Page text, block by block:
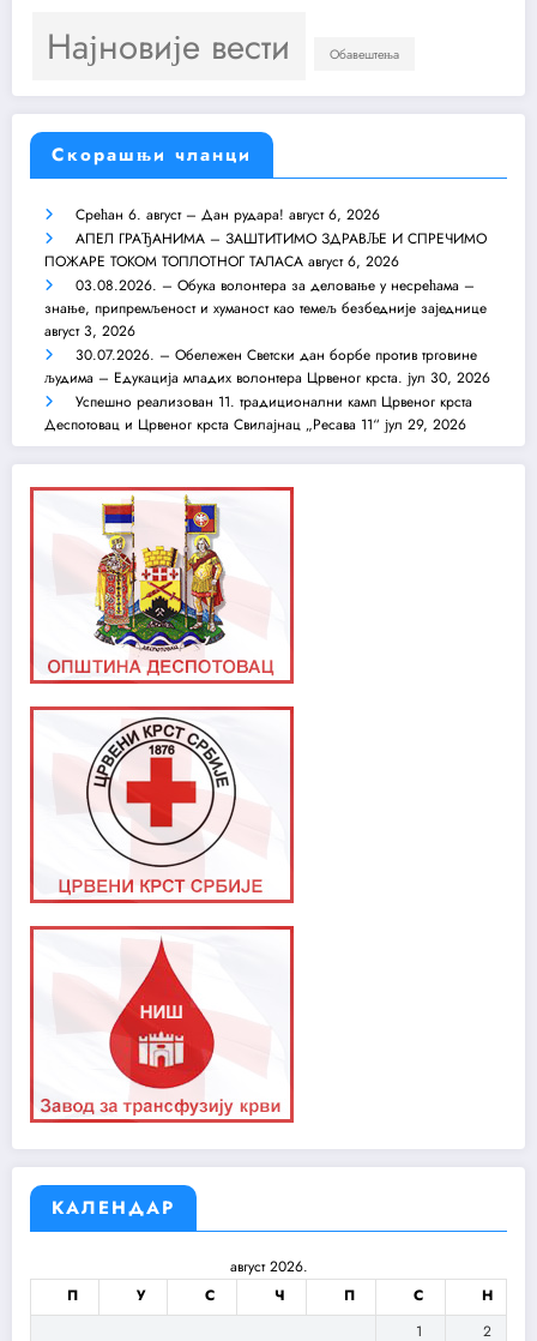
Најновије вести Обавештења
Скорашњи чланци
Срећан 6. август – Дан рудара! август 6, 2026
АПЕЛ ГРАЂАНИМА – ЗАШТИТИМО ЗДРАВЉЕ И СПРЕЧИМО
ПОЖАРЕ ТОКОМ ТОПЛОТНОГ ТАЛАСА август 6, 2026
03.08.2026. – Обука волонтера за деловање у несрећама –
знање, припремљеност и хуманост као темељ безбедније заједнице
август 3, 2026
30.07.2026. – Обележен Светски дан борбе против трговине
људима – Едукација младих волонтера Црвеног крста. јул 30, 2026
Успешно реализован 11. традиционални камп Црвеног крста
Деспотовац и Црвеног крста Свилајнац „Ресава 11“ јул 29, 2026
КАЛЕНДАР
август 2026.
П
У С Ч П С
Н
1
2